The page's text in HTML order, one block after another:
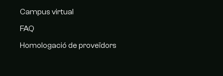
Campus virtual
FAQ
Homologació de proveïdors